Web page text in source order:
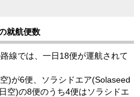
就航便数
線では、一日18便が運航されて
)が6便、ソラシドエア(Solaseed
空)の8便のうち4便はソラシドエ